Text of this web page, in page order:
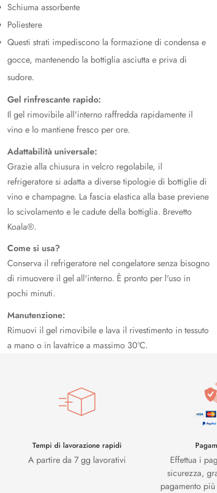
Schiuma assorbente
Poliestere
Questi strati impediscono la formazione di condensa e
gocce, mantenendo la bottiglia asciutta e priva di
sudore.
Gel rinfrescante rapido:
Il gel rimovibile all'interno raffredda rapidamente il
vino e lo mantiene fresco per ore.
Adattabilità universale:
Grazie alla chiusura in velcro regolabile, il
refrigeratore si adatta a diverse tipologie di bottiglie di
vino e champagne. La fascia elastica alla base previene
lo scivolamento e le cadute della bottiglia. Brevetto
Koala®.
Come si usa?
Conserva il refrigeratore nel congelatore senza bisogno
di rimuovere il gel all'interno. È pronto per l'uso in
pochi minuti.
Manutenzione:
Rimuovi il gel rimovibile e lava il rivestimento in tessuto
a mano o in lavatrice a massimo 30ºC.
Tempi di lavorazione rapidi
A partire da 7 gg lavorativi
Effettua i
sicurezza,
pagamento